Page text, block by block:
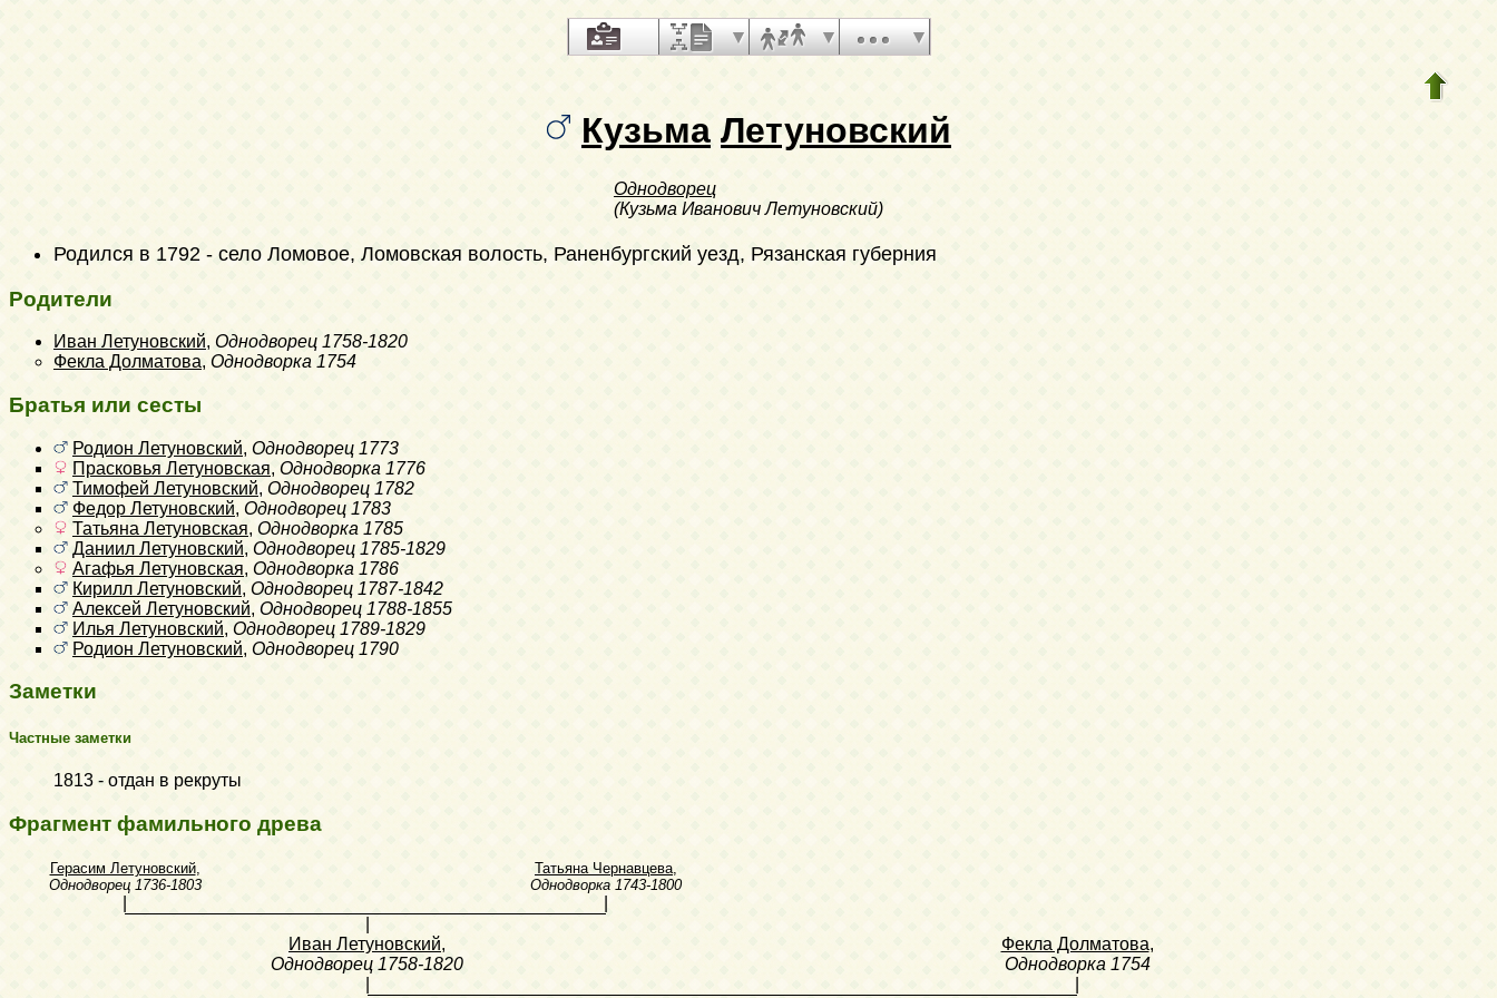
Кузьма Летуновский
Однодворец
(Кузьма Иванович Летуновский)
Родился в 1792 - село Ломовое, Ломовская волость, Раненбургский уезд, Рязанская губерния
Родители
Иван Летуновский, Однодворец 1758-1820
Фекла Долматова, Однодворка 1754
Братья или сесты
Родион Летуновский, Однодворец 1773
Прасковья Летуновская, Однодворка 1776
Тимофей Летуновский, Однодворец 1782
Федор Летуновский, Однодворец 1783
Татьяна Летуновская, Однодворка 1785
Даниил Летуновский, Однодворец 1785-1829
Агафья Летуновская, Однодворка 1786
Кирилл Летуновский, Однодворец 1787-1842
Алексей Летуновский, Однодворец 1788-1855
Илья Летуновский, Однодворец 1789-1829
Родион Летуновский, Однодворец 1790
Заметки
Частные заметки
1813 - отдан в рекруты
Фрагмент фамильного древа
Герасим Летуновский,
Однодворец 1736-1803
Татьяна Чернавцева,
Однодворка 1743-1800
Иван Летуновский,
Однодворец 1758-1820
Фекла Долматова,
Однодворка 1754